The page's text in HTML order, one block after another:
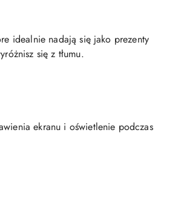
idealnie nadają się jako prezenty
się z tłumu.
ekranu i oświetlenie podczas